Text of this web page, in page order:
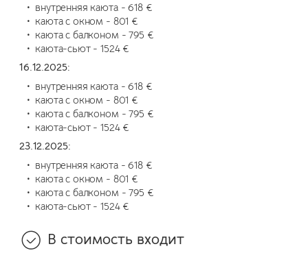
внутренняя каюта - 618 €
каюта с окном - 801 €
каюта с балконом - 795 €
каюта-сьют - 1524 €
16.12.2025:
внутренняя каюта - 618 €
каюта с окном - 801 €
каюта с балконом - 795 €
каюта-сьют - 1524 €
23.12.2025:
внутренняя каюта - 618 €
каюта с окном - 801 €
каюта с балконом - 795 €
каюта-сьют - 1524 €
В стоимость входит